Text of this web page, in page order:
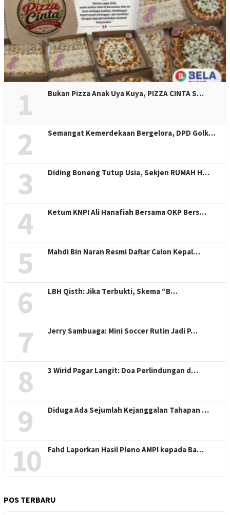
1 Bukan Pizza Anak Uya Kuya, PIZZA CINTA S…
2 Semangat Kemerdekaan Bergelora, DPD Golk…
3 Diding Boneng Tutup Usia, Sekjen RUMAH H…
4 Ketum KNPI Ali Hanafiah Bersama OKP Bers…
5 Mahdi Bin Naran Resmi Daftar Calon Kepal…
6 LBH Qisth: Jika Terbukti, Skema “B…
7 Jerry Sambuaga: Mini Soccer Rutin Jadi P…
8 3 Wirid Pagar Langit: Doa Perlindungan d…
9 Diduga Ada Sejumlah Kejanggalan Tahapan …
10 Fahd Laporkan Hasil Pleno AMPI kepada Ba…
POS TERBARU